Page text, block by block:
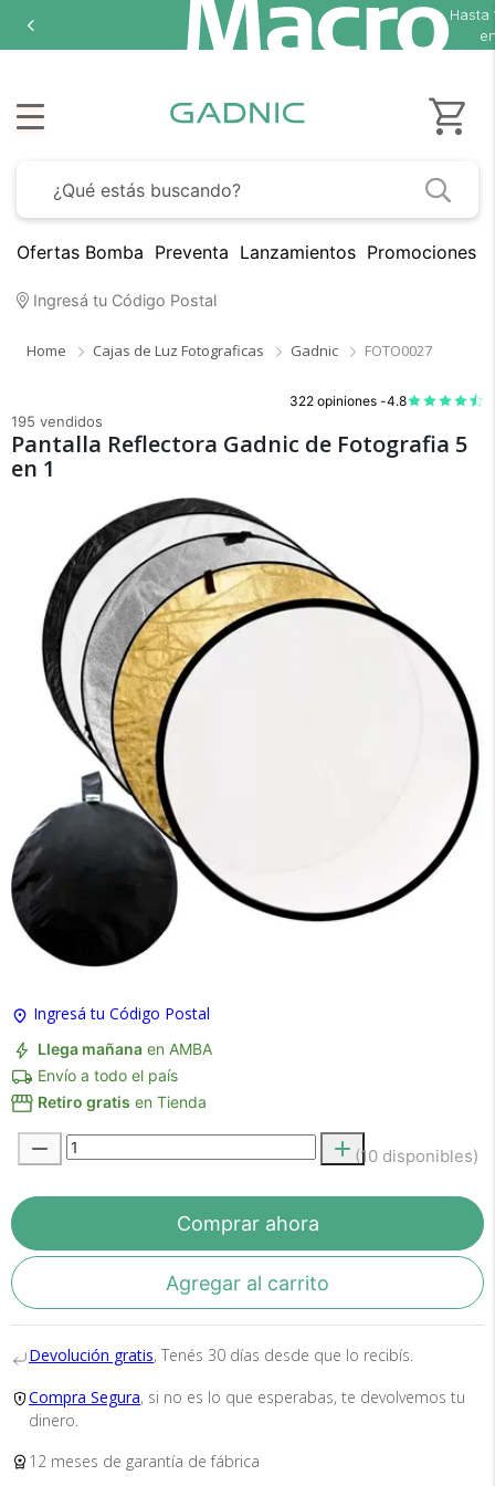
Hasta
Ofertas Bomba Preventa Lanzamientos Promociones
Ingresá tu Código Postal
Home Cajas de Luz Fotograficas Gadnic FOTO0027
322 opiniones -4.8
195 vendidos
Pantalla Reflectora Gadnic de Fotografia 5
en 1
Ingresá tu Código Postal
Llega mañana en AMBA
Envío a todo el país
Retiro gratis en Tienda
(10 disponibles)
Comprar ahora
Agregar al carrito
Devolución gratis, Tenés 30 días desde que lo recibís.
Compra Segura, si no es lo que esperabas, te devolvemos tu
dinero.
12 meses de garantía de fábrica
Medios de Pago
En Bidcom te aseguramos recibir el producto
que esperabas o te devolvemos el 100% de tu
dinero!